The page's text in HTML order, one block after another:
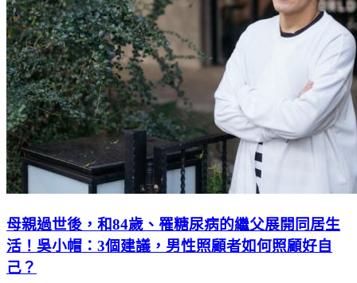
母親過世後，和84歲、罹糖尿病的繼父展開同居生
活！吳小帽：3個建議，男性照顧者如何照顧好自
己？